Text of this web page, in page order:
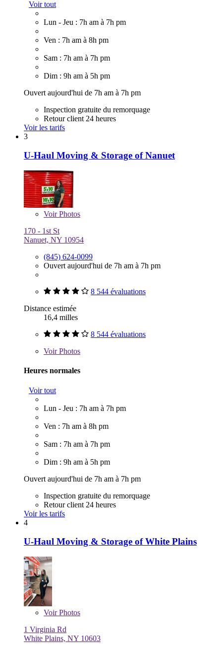
Voir tout
Lun - Jeu : 7h am à 7h pm
Ven : 7h am à 8h pm
Sam : 7h am à 7h pm
Dim : 9h am à 5h pm
Ouvert aujourd'hui de 7h am à 7h pm
Inspection gratuite du remorquage
Retour client 24 heures
Voir les tarifs
3
U-Haul Moving & Storage of Nanuet
VoirPhotos
170 - 1st St
Nanuet, NY 10954
(845) 624-0099
Ouvert aujourd'hui de 7h am à 7h pm
8 544 évaluations
Distance estimée
16,4 milles
8 544 évaluations
VoirPhotos
Heures normales
Voir tout
Lun - Jeu : 7h am à 7h pm
Ven : 7h am à 8h pm
Sam : 7h am à 7h pm
Dim : 9h am à 5h pm
Ouvert aujourd'hui de 7h am à 7h pm
Inspection gratuite du remorquage
Retour client 24 heures
Voir les tarifs
4
U-Haul Moving & Storage of White Plains
VoirPhotos
1 Virginia Rd
White Plains, NY 10603